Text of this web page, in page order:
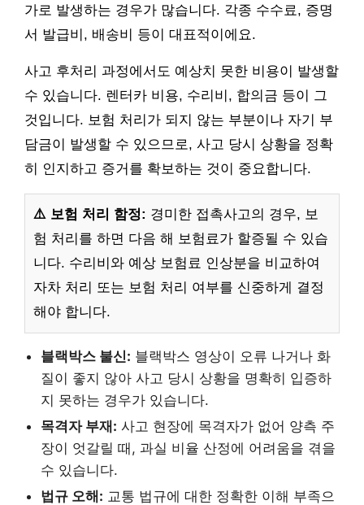
가로 발생하는 경우가 많습니다. 각종 수수료, 증명
서 발급비, 배송비 등이 대표적이에요.
사고 후처리 과정에서도 예상치 못한 비용이 발생할
수 있습니다. 렌터카 비용, 수리비, 합의금 등이 그
것입니다. 보험 처리가 되지 않는 부분이나 자기 부
담금이 발생할 수 있으므로, 사고 당시 상황을 정확
히 인지하고 증거를 확보하는 것이 중요합니다.
⚠️ 보험 처리 함정: 경미한 접촉사고의 경우, 보
험 처리를 하면 다음 해 보험료가 할증될 수 있습
니다. 수리비와 예상 보험료 인상분을 비교하여
자차 처리 또는 보험 처리 여부를 신중하게 결정
해야 합니다.
블랙박스 불신: 블랙박스 영상이 오류 나거나 화
질이 좋지 않아 사고 당시 상황을 명확히 입증하
지 못하는 경우가 있습니다.
목격자 부재: 사고 현장에 목격자가 없어 양측 주
장이 엇갈릴 때, 과실 비율 산정에 어려움을 겪을
수 있습니다.
법규 오해: 교통 법규에 대한 정확한 이해 부족으